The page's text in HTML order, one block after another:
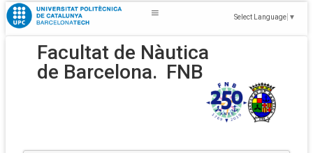
Select Language ▼
Facultat de Nàutica
de Barcelona. FNB